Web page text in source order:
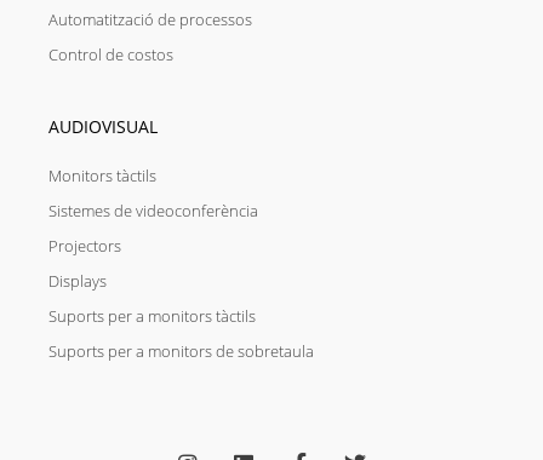
Automatització de processos
Control de costos
AUDIOVISUAL
Monitors tàctils
Sistemes de videoconferència
Projectors
Displays
Suports per a monitors tàctils
Suports per a monitors de sobretaula